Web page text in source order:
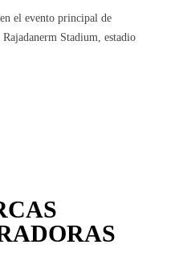
el evento principal de
Stadium, estadio